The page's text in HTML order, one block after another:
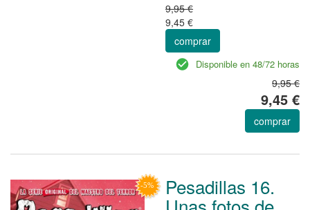
9,95 €
9,45 €
comprar
Disponible en 48/72 horas
9,95 €
9,45 €
comprar
Pesadillas 16.